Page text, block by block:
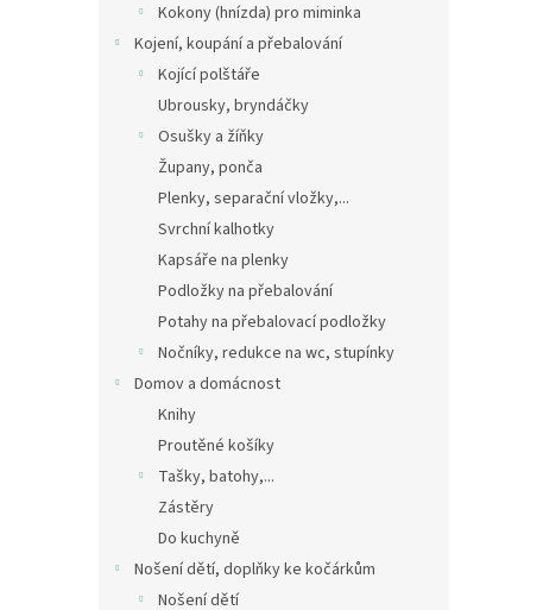
Kokony (hnízda) pro miminka
Kojení, koupání a přebalování
Kojící polštáře
Ubrousky, bryndáčky
Osušky a žíňky
Župany, ponča
Plenky, separační vložky,...
Svrchní kalhotky
Kapsáře na plenky
Podložky na přebalování
Potahy na přebalovací podložky
Nočníky, redukce na wc, stupínky
Domov a domácnost
Knihy
Proutěné košíky
Tašky, batohy,...
Zástěry
Do kuchyně
Nošení dětí, doplňky ke kočárkům
Nošení dětí